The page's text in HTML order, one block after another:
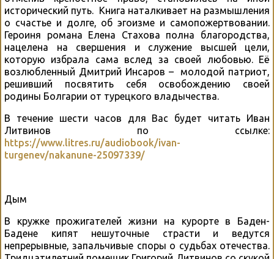
исторический путь. Книга наталкивает на размышления
о счастье и долге, об эгоизме и самопожертвовании.
Героиня романа Елена Стахова полна благородства,
нацелена на свершения и служение высшей цели,
которую избрала сама вслед за своей любовью. Её
возлюбленный Дмитрий Инсаров – молодой патриот,
решивший посвятить себя освобождению своей
родины Болгарии от турецкого владычества.
В течение шести часов для Вас будет читать Иван
Литвинов по ссылке:
https://www.litres.ru/audiobook/ivan-
turgenev/nakanune-25097339/
Дым
В кружке прожигателей жизни на курорте в Баден-
Бадене кипят нешуточные страсти и ведутся
непрерывные, запальчивые споры о судьбах отечества.